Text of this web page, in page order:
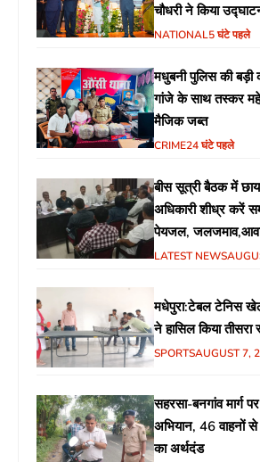
चौधरी ने किया
पर जोर
NATIONAL5 घंटे पहले
मधुबनी पुलिस की बड़ी
गांजे के साथ तस्कर
मैजिक जब्त
CRIME24 घंटे पहले
बीस सूत्री बैठक में
अधिकारी शीध्र करें
पेयजल,
का उठा मुद्दा
LATEST NEWS
मधेपुरा:टेबल टेनिस खेल
ने हासिल किया तीसरा
SPORTSAUGUST 7,
सहरसा-बनगांव मार्ग
अभियान, 46
का अर्थदंड